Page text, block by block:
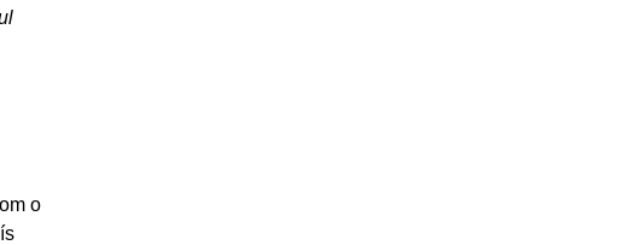
o